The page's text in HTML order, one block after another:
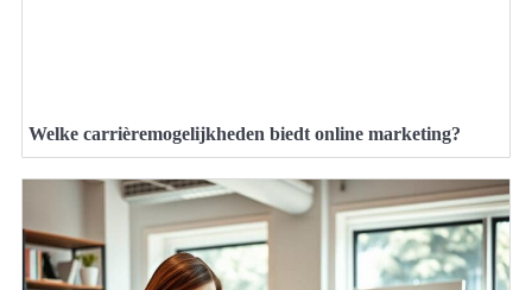
Welke carrièremogelijkheden biedt online marketing?